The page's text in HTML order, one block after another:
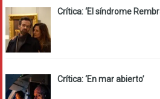
Crítica: ‘El síndrome
Crítica: ‘En mar abierto’